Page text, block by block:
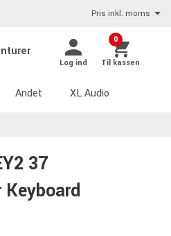
Pris inkl. moms
Log ind
0
Til kassen
Andet XL Audio
37